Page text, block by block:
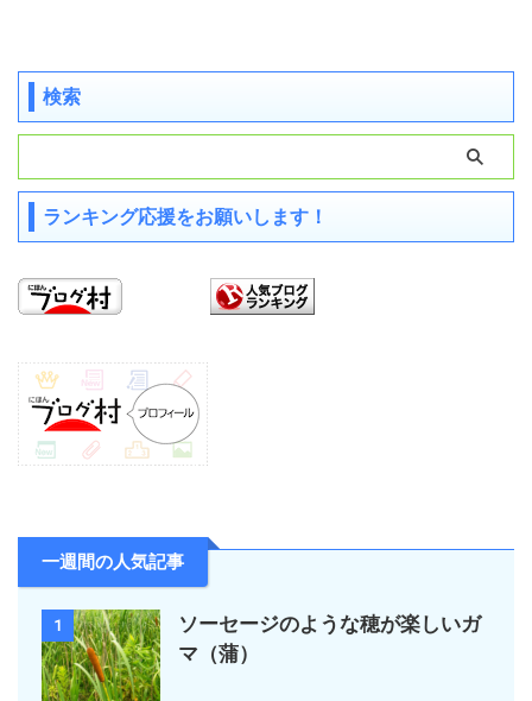
検索
ランキング応援をお願いします！
一週間の人気記事
1
ソーセージのような穂が楽しいガ
マ（蒲）